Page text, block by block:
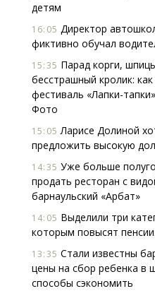
детям
16:05 Директор
фиктивно обучал
15:35 Парад корги,
бесстрашный кролик:
фестиваль «Лапки-
Фото
15:05 Ларисе Долиной
предложить высокую
14:35 Уже больше
продать ресторан с
барнаульский «Арбат»
14:05 Выделили три
которым повысят
13:35 Стали известны
цены на сбор ребенка в
способы сэкономить